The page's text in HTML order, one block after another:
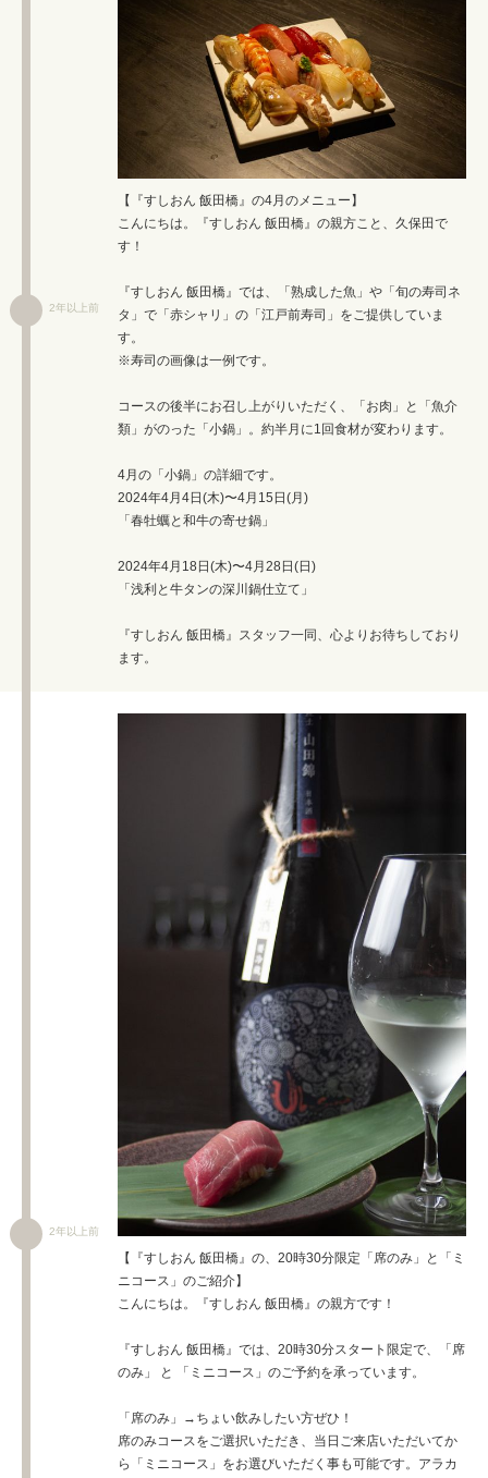
2年以上前
【『すしおん 飯田橋』の4月のメニュー】
こんにちは。『すしおん 飯田橋』の親方こと、久保田で
す！
『すしおん 飯田橋』では、「熟成した魚」や「旬の寿司ネ
タ」で「赤シャリ」の「江戸前寿司」をご提供していま
す。
※寿司の画像は一例です。
コースの後半にお召し上がりいただく、「お肉」と「魚介
類」がのった「小鍋」。約半月に1回食材が変わります。
4月の「小鍋」の詳細です。
2024年4月4日(木)〜4月15日(月)
「春牡蠣と和牛の寄せ鍋」
2024年4月18日(木)〜4月28日(日)
「浅利と牛タンの深川鍋仕立て」
『すしおん 飯田橋』スタッフ一同、心よりお待ちしており
ます。
2年以上前
【『すしおん 飯田橋』の、20時30分限定「席のみ」と「ミ
ニコース」のご紹介】
こんにちは。『すしおん 飯田橋』の親方です！
『すしおん 飯田橋』では、20時30分スタート限定で、「席
のみ」 と 「ミニコース」のご予約を承っています。
「席のみ」→ちょい飲みしたい方ぜひ！
席のみコースをご選択いただき、当日ご来店いただいてか
ら「ミニコース」をお選びいただく事も可能です。アラカ